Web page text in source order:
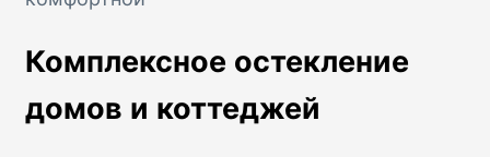
Комплексное остекление
домов и коттеджей